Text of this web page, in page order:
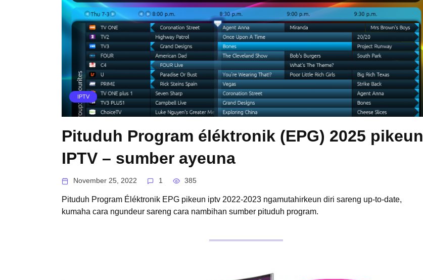
IPTV
Pituduh Program éléktronik (EPG) 2025 pikeun
IPTV – sumber ayeuna
November 25, 2022 1 385
Pituduh Program Éléktronik EPG pikeun iptv 2022-2023 ngamutahirkeun diri sareng up-to-date,
kumaha cara ngundeur sareng cara nambihan sumber pituduh program.